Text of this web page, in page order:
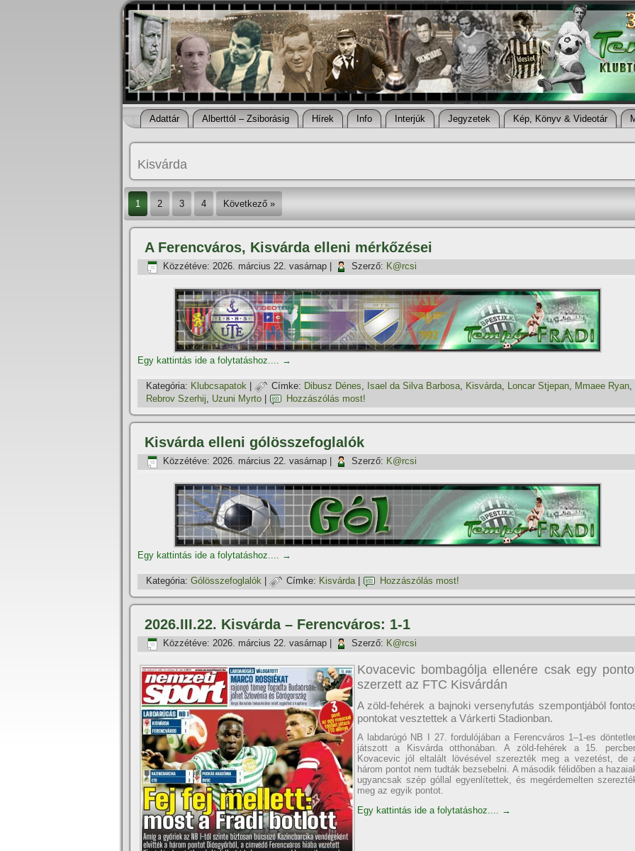
Adattár Alberttól – Zsiborásig Hí­rek Info Interjúk Jegyzetek Kép, Könyv & Videotár
Kisvárda
1 2 3 4 Következő »
A Ferencváros, Kisvárda elleni mérkőzései
Közzétéve: 2026. március 22. vasárnap Szerző: K@rcsi
Egy kattintás ide a folytatáshoz.... →
Kategória: Klubcsapatok Címke: Dibusz Dénes, Isael da Silva Barbosa, Kisvárda, Loncar Stjepan, Mmaee Ryan,
Rebrov Szerhij, Uzuni Myrto Hozzászólás most!
Kisvárda elleni gólösszefoglalók
Közzétéve: 2026. március 22. vasárnap Szerző: K@rcsi
Egy kattintás ide a folytatáshoz.... →
Kategória: Gólösszefoglalók Címke: Kisvárda| Hozzászólás most!
2026.III.22. Kisvárda – Ferencváros: 1-1
Közzétéve: 2026. március 22. vasárnap Szerző: K@rcsi
Kovacevic bombagólja ellenére csak egy
szerzett az FTC Kisvárdán
A zöld-fehérek a bajnoki versenyfutás szempontjából
pontokat vesztettek a Várkerti Stadionban.
A labdarúgó NB I 27. fordulójában a Ferencváros 1–1-es
játszott a Kisvárda otthonában. A zöld-fehérek a 15.
Kovacevic jól eltalált lövésével szerezték meg a vezetést, de
három pontot nem tudták bezsebelni. A második félidőben a
ugyancsak szép góllal egyenlítettek, és megérdemelten
meg az egyik pontot.
Egy kattintás ide a folytatáshoz.... →